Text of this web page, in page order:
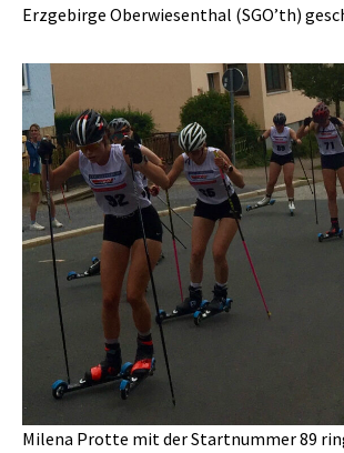
Erzgebirge Oberwiesenthal (SGO’th)
Milena Protte mit der Startnummer 89